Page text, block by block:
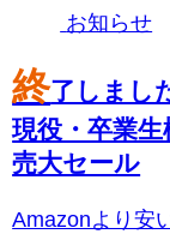
お知らせ
終了しまし
現役・卒業
売大セール
Amazonより